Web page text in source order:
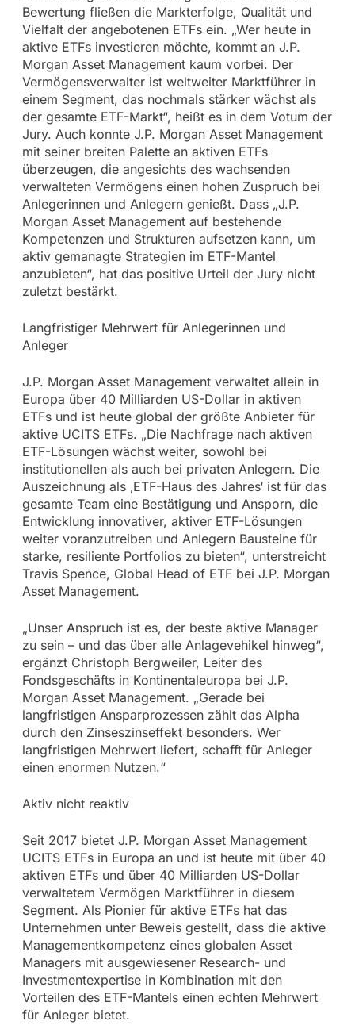
Bewertung fließen die Markterfolge, Qualität und
Vielfalt der angebotenen ETFs ein. „Wer heute in
aktive ETFs investieren möchte, kommt an J.P.
Morgan Asset Management kaum vorbei. Der
Vermögensverwalter ist weltweiter Marktführer in
einem Segment, das nochmals stärker wächst als
der gesamte ETF-Markt“, heißt es in dem Votum der
Jury. Auch konnte J.P. Morgan Asset Management
mit seiner breiten Palette an aktiven ETFs
überzeugen, die angesichts des wachsenden
verwalteten Vermögens einen hohen Zuspruch bei
Anlegerinnen und Anlegern genießt. Dass „J.P.
Morgan Asset Management auf bestehende
Kompetenzen und Strukturen aufsetzen kann, um
aktiv gemanagte Strategien im ETF-Mantel
anzubieten“, hat das positive Urteil der Jury nicht
zuletzt bestärkt.
Langfristiger Mehrwert für Anlegerinnen und
Anleger
J.P. Morgan Asset Management verwaltet allein in
Europa über 40 Milliarden US-Dollar in aktiven
ETFs und ist heute global der größte Anbieter für
aktive UCITS ETFs. „Die Nachfrage nach aktiven
ETF-Lösungen wächst weiter, sowohl bei
institutionellen als auch bei privaten Anlegern. Die
Auszeichnung als ‚ETF-Haus des Jahres‘ ist für das
gesamte Team eine Bestätigung und Ansporn, die
Entwicklung innovativer, aktiver ETF-Lösungen
weiter voranzutreiben und Anlegern Bausteine für
starke, resiliente Portfolios zu bieten“, unterstreicht
Travis Spence, Global Head of ETF bei J.P. Morgan
Asset Management.
„Unser Anspruch ist es, der beste aktive Manager
zu sein – und das über alle Anlagevehikel hinweg“,
ergänzt Christoph Bergweiler, Leiter des
Fondsgeschäfts in Kontinentaleuropa bei J.P.
Morgan Asset Management. „Gerade bei
langfristigen Ansparprozessen zählt das Alpha
durch den Zinseszinseffekt besonders. Wer
langfristigen Mehrwert liefert, schafft für Anleger
einen enormen Nutzen.“
Aktiv nicht reaktiv
Seit 2017 bietet J.P. Morgan Asset Management
UCITS ETFs in Europa an und ist heute mit über 40
aktiven ETFs und über 40 Milliarden US-Dollar
verwaltetem Vermögen Marktführer in diesem
Segment. Als Pionier für aktive ETFs hat das
Unternehmen unter Beweis gestellt, dass die aktive
Managementkompetenz eines globalen Asset
Managers mit ausgewiesener Research- und
Investmentexpertise in Kombination mit den
Vorteilen des ETF-Mantels einen echten Mehrwert
für Anleger bietet.